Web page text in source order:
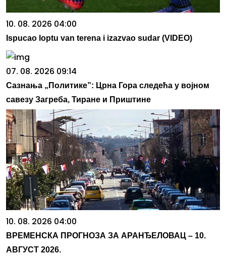
10. 08. 2026 04:00
Ispucao loptu van terena i izazvao sudar (VIDEO)
07. 08. 2026 09:14
Сазнања „Политике”: Црна Гора следећа у војном
савезу Загреба, Тиране и Приштине
10. 08. 2026 04:00
ВРЕМЕНСКА ПРОГНОЗА ЗА АРАНЂЕЛОВАЦ – 10.
АВГУСТ 2026.